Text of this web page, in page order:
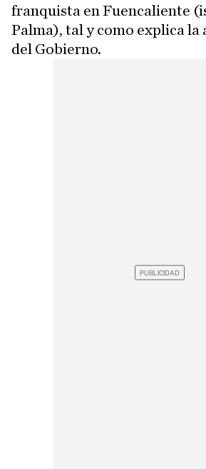
franquista en Fuencaliente
Palma), tal y como explica la
del Gobierno.